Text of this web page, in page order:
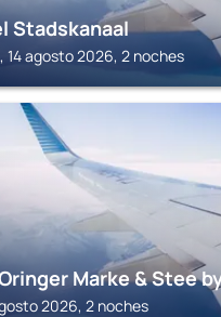
Stadskanaal
14 agosto 2026, 2 noches
Marke & Stee
2026, 2 noches